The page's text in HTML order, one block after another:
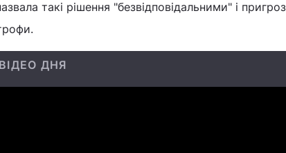
такі рішення "безвідповідальними" і
ВІДЕО ДНЯ